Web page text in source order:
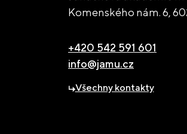
Komenského nám. 6,
+420 542 591 601
info@jamu.cz
Všechny kontakty